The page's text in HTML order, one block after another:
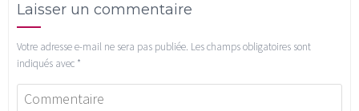
Laisser un commentaire
Votre adresse e-mail ne sera pas publiée. Les champs obligatoires sont
indiqués avec *